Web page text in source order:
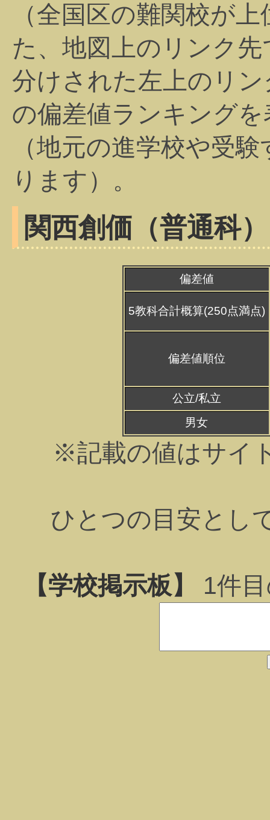
（全国区の難関校が
た、地図上のリンク
分けされた左上のリ
の偏差値ランキング
（地元の進学校や受
ります）。
関西創価（普通科）
偏差値
5教科合計概算(250点満点)
偏差値順位
公立/私立
男女
※記載の値はサイ
ひとつの目安とし
【学校掲示板】 1件